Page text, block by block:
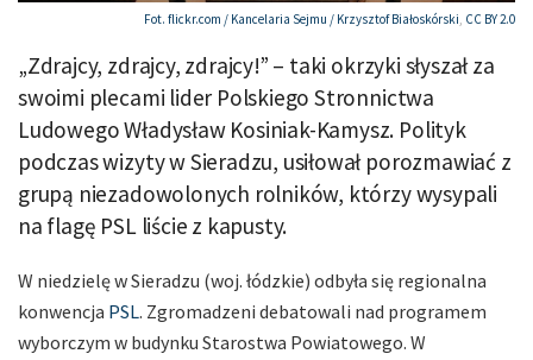
Fot. flickr.com / Kancelaria Sejmu / Krzysztof Białoskórski, CC BY 2.0
„Zdrajcy, zdrajcy, zdrajcy!” – taki okrzyki słyszał za
swoimi plecami lider Polskiego Stronnictwa
Ludowego Władysław Kosiniak-Kamysz. Polityk
podczas wizyty w Sieradzu, usiłował porozmawiać z
grupą niezadowolonych rolników, którzy wysypali
na flagę PSL liście z kapusty.
W niedzielę w Sieradzu (woj. łódzkie) odbyła się regionalna
konwencja PSL. Zgromadzeni debatowali nad programem
wyborczym w budynku Starostwa Powiatowego. W